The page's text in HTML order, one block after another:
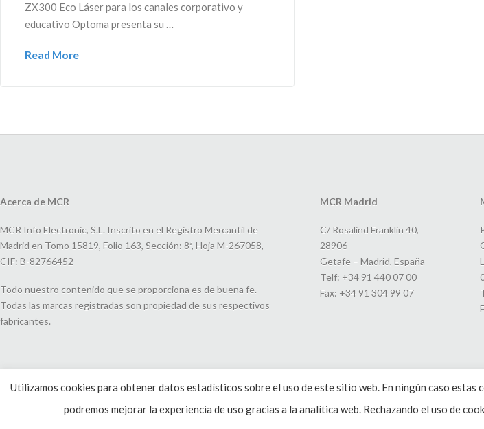
ZX300 Eco Láser para los canales corporativo y
educativo Optoma presenta su …
Read More
Acerca de MCR
MCR Info Electronic, S.L. Inscrito en el Registro Mercantil de
Madrid en Tomo 15819, Folio 163, Sección: 8ª, Hoja M-267058,
CIF: B-82766452
Todo nuestro contenido que se proporciona es de buena fe.
Todas las marcas registradas son propiedad de sus respectivos
fabricantes.
MCR Madrid
C/ Rosalind Franklin 40,
28906
Getafe – Madrid, España
Telf: +34 91 440 07 00
Fax: +34 91 304 99 07
Utilizamos cookies para obtener datos estadísticos sobre el uso de este sitio web. En ningún caso
podremos mejorar la experiencia de uso gracias a la analítica web. Rechazando el uso de